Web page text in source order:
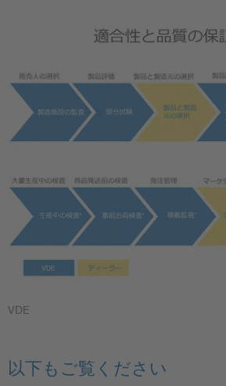
VDE
以下もご覧ください